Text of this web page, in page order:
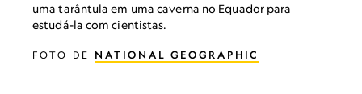
uma tarântula em uma caverna no Equador para
estudá-la com cientistas.
FOTO DE NATIONAL GEOGRAPHIC